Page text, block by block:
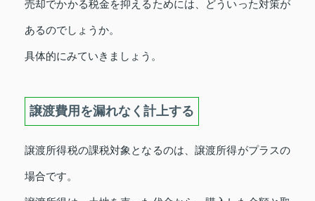
売却でかかる税金を抑えるためには、どういった対策が
あるのでしょうか。
具体的にみていきましょう。
譲渡費用を漏れなく計上する
譲渡所得税の課税対象となるのは、譲渡所得がプラスの
場合です。